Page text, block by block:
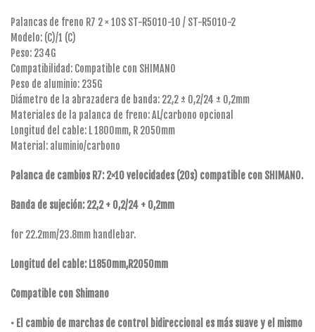
Palancas de freno R7 2 × 10S ST-R5010-10 / ST-R5010-2
Modelo: (C)/1 (C)
Peso: 234G
Compatibilidad: Compatible con SHIMANO
Peso de aluminio: 235G
Diámetro de la abrazadera de banda: 22,2 ± 0,2/24 ± 0,2mm
Materiales de la palanca de freno: AL/carbono opcional
Longitud del cable: L 1800mm, R 2050mm
Material: aluminio/carbono
Palanca de cambios R7: 2×10 velocidades (20s) compatible con SHIMANO.
Banda de sujeción: 22,2 + 0,2/24 + 0,2mm
for 22.2mm/23.8mm handlebar.
Longitud del cable: L1850mm,R2050mm
Compatible con Shimano
• El cambio de marchas de control bidireccional es más suave y el mismo